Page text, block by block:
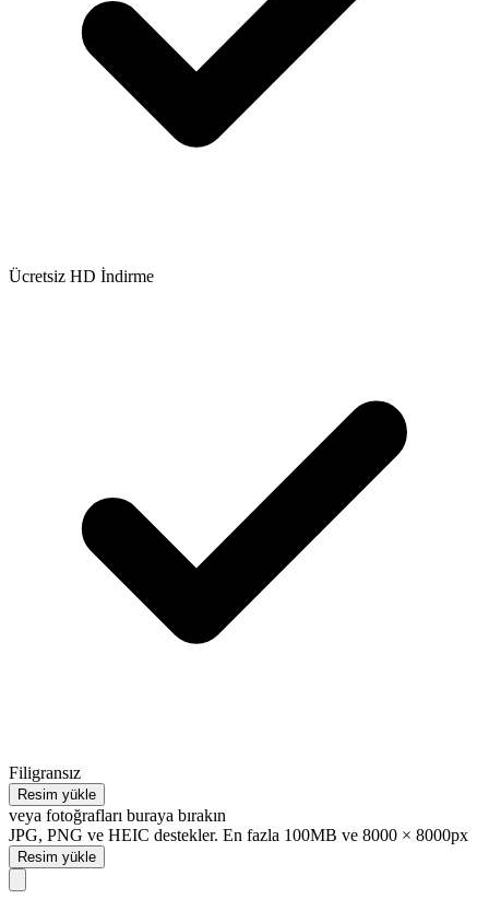
Ücretsiz HD İndirme
Filigransız
Resim yükle
veya fotoğrafları buraya bırakın
JPG, PNG ve HEIC destekler. En fazla 100MB ve 8000 × 8000px
Resim yükle